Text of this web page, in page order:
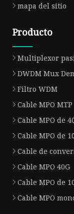
mapa del sitio
Producto
Multiplexor
DWDM Mux
Filtro WDM
Cable MPO MTP
Cable MPO de
Cable MPO de
Cable de
Cable MPO 40G
Cable MPO de
Cable MPO